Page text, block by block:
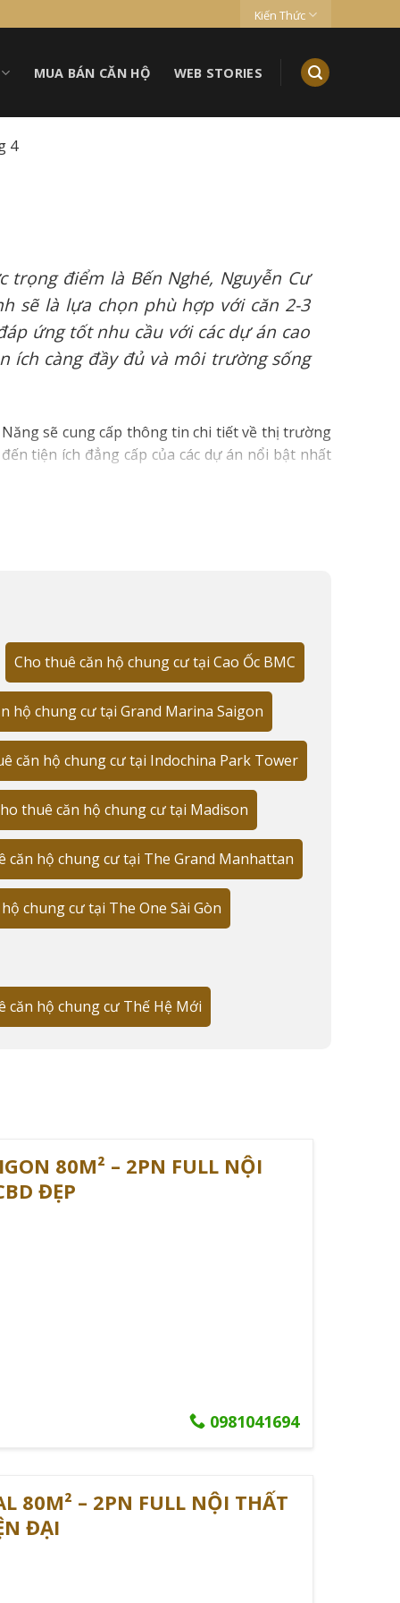
Kiến Thức
MUA BÁN CĂN HỘ WEB STORIES
4
điểm là Bến Nghé, Nguyễn Cư
sẽ là lựa chọn phù hợp với căn 2-3
ứng tốt nhu cầu với các dự án cao
ích càng đầy đủ và môi trường sống
sẽ cung cấp thông tin chi tiết về thị trường
tiện ích đẳng cấp của các dự án nổi bật nhất
1
đầy đạt 92%. Đặc biệt, phân khúc căn hộ cao
ĐỐI TƯỢNG THUÊ
Chuyên gia
Cho thuê căn hộ chung cư tại Cao Ốc BMC
hộ chung cư tại Grand Marina Saigon
căn hộ chung cư tại Indochina Park Tower
thuê căn hộ chung cư tại Madison
căn hộ chung cư tại The Grand Manhattan
chung cư tại The One Sài Gòn
căn hộ chung cư Thế Hệ Mới
80M² – 2PN FULL NỘI
ĐẸP
0981041694
80M² – 2PN FULL NỘI THẤT
ĐẠI